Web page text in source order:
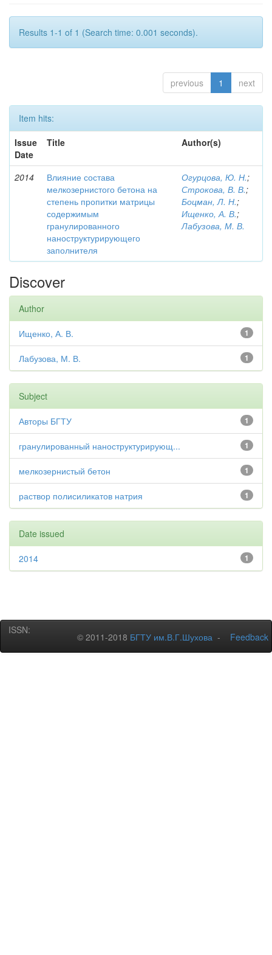
Results 1-1 of 1 (Search time: 0.001 seconds).
previous 1 next
Item hits:
Issue
Date
Title Author(s)
2014
Влияние состава
мелкозернистого бетона на
степень пропитки матрицы
содержимым
гранулированного
наноструктурирующего
заполнителя
Огурцова, Ю. Н.;
Строкова, В. В.;
Боцман, Л. Н.;
Ищенко, А. В.;
Лабузова, М. В.
Discover
Author
1
Ищенко, А. В.
1
Лабузова, М. В.
Subject
1
Авторы БГТУ
1
гранулированный наноструктурирующ...
1
мелкозернистый бетон
1
раствор полисиликатов натрия
Date issued
1
2014
ISSN:
© 2011-2018 БГТУ им.В.Г.Шухова - Feedback